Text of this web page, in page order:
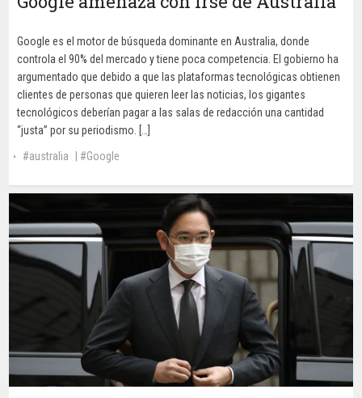
Google es el motor de búsqueda dominante en Australia, donde
controla el 90% del mercado y tiene poca competencia. El gobierno ha
argumentado que debido a que las plataformas tecnológicas obtienen
clientes de personas que quieren leer las noticias, los gigantes
tecnológicos deberían pagar a las salas de redacción una cantidad
“justa” por su periodismo. […]
australia
Google